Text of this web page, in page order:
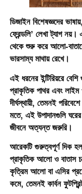
ডিজাইন বিশেষজ্ঞদের
ফ্রেন্ডলি’ লেখা ট্যাগ নয়।
থেকে শুরু করে আলো-
ভারসাম্য মাথায় রেখে।
এই ধরনের ইন্টিরিয়রে
প্রাকৃতিক পাথর এবং
দীর্ঘস্থায়ী, তেমনই
মতে, এই উপাদানগুলি
জীবনে অত্যন্ত জরুরি।
আরেকটি গুরুত্বপূর্ণ দিক হল
প্রাকৃতিক আলো ও বাতাস
কৃত্রিম আলো বা এসির
কমে, তেমনই কার্বন